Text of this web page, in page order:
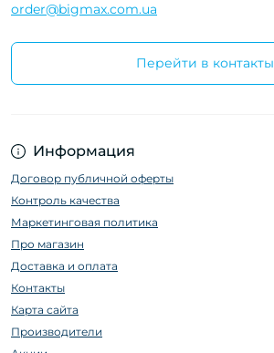
order@bigmax.com.ua
Перейти в контакты
Информация
Договор публичной оферты
Контроль качества
Маркетинговая политика
Про магазин
Доставка и оплата
Контакты
Карта сайта
Производители